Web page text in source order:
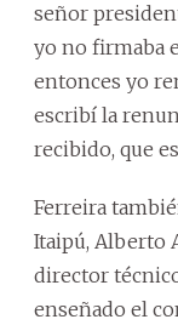
señor
yo no firmaba
entonces yo
escribí la
recibido, que
Ferreira
Itaipú, Alberto
director
enseñado el